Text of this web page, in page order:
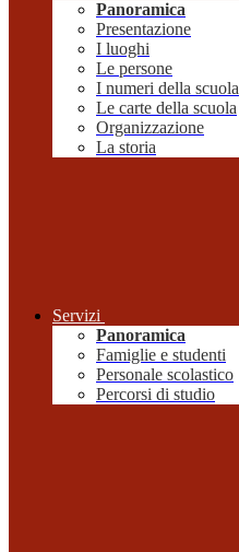
Panoramica
Presentazione
I luoghi
Le persone
I numeri della scuola
Le carte della scuola
Organizzazione
La storia
Servizi
Panoramica
Famiglie e studenti
Personale scolastico
Percorsi di studio